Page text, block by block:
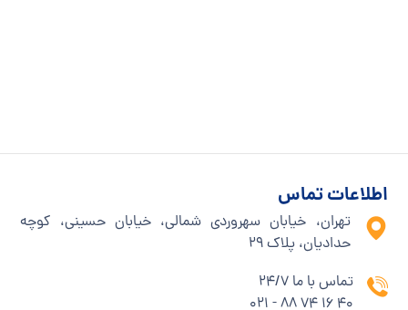
اطلاعات تماس
تهران، خیابان سهروردی شمالی، خیابان حسینی، کوچه
حدادیان، پلاک ۲۹
تماس با ما 24/7
40 16 74 88 - 021